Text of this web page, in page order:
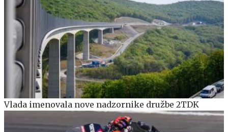
Vlada imenovala nove nadzornike družbe 2TDK